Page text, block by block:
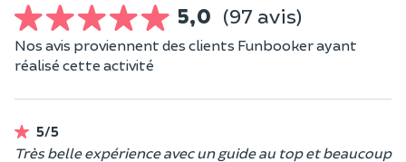
5,0 (97 avis)
Nos avis proviennent des clients Funbooker ayant
réalisé cette activité
5/5
Très belle expérience avec un guide au top et beaucoup